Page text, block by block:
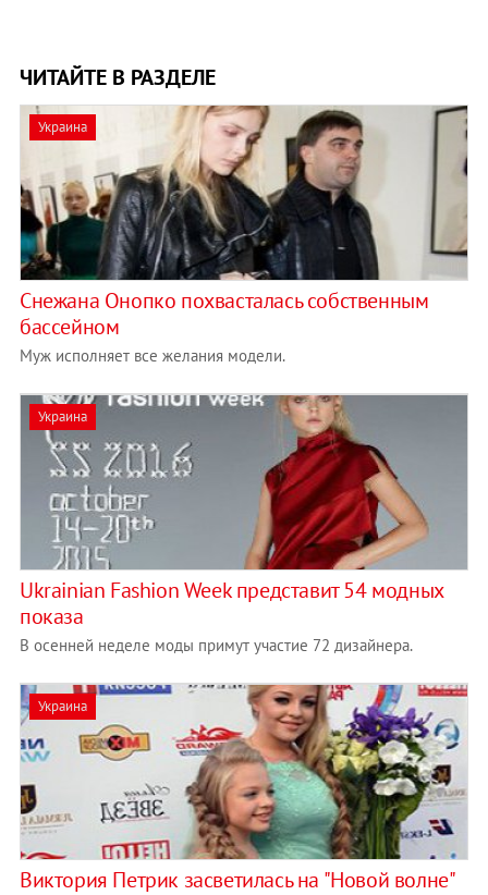
ЧИТАЙТЕ В РАЗДЕЛЕ
Украина
Снежана Онопко похвасталась собственным
бассейном
Муж исполняет все желания модели.
Украина
Ukrainian Fashion Week представит 54 модных
показа
В осенней неделе моды примут участие 72 дизайнера.
Украина
Виктория Петрик засветилась на "Новой волне"